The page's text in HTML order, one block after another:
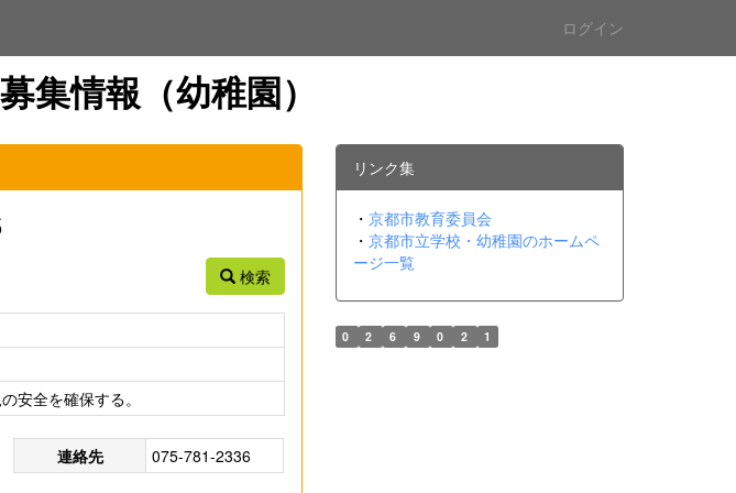
ログイン
情報（幼稚園）
検索
安全を確保する。
連絡先 075-781-2336
リンク集
・ 京都市教育委員会
・ 京都市立学校・幼稚園のホームペ
ージ一覧
0 2 6 9 0 2 1